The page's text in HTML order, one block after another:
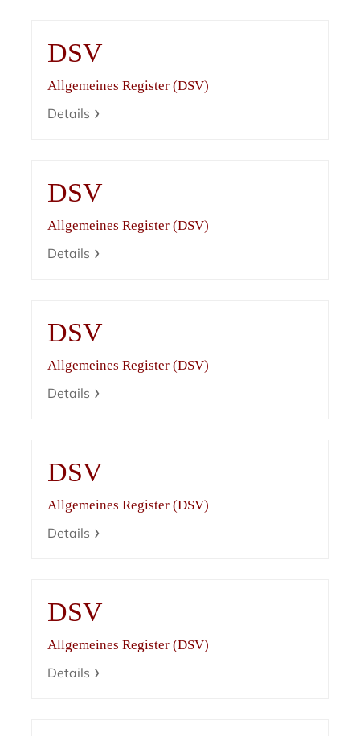
DSV
Allgemeines Register (DSV)
Details
DSV
Allgemeines Register (DSV)
Details
DSV
Allgemeines Register (DSV)
Details
DSV
Allgemeines Register (DSV)
Details
DSV
Allgemeines Register (DSV)
Details